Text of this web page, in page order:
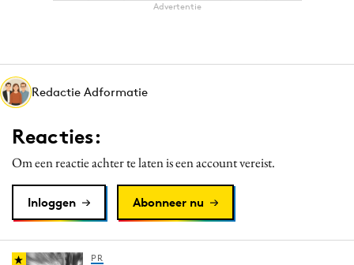
Interne communicatie
Martech
Media
Merkstrategie
PR
Purpose Marketing
Reputatie & crisis
Advertentie
Redactie Adformatie
Reacties:
Om een reactie achter te laten is een account vereist.
Inloggen Abonneer nu
PR